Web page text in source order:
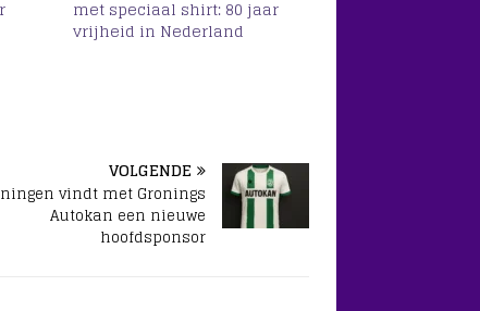
met speciaal shirt: 80 jaar
vrijheid in Nederland
VOLGENDE
vindt met Gronings
Autokan een nieuwe
hoofdsponsor